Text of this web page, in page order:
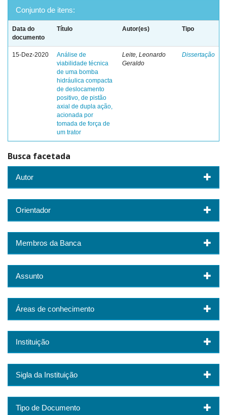
Conjunto de itens:
Data do
documento
Título Autor(es) Tipo
15-Dez-2020
Análise de
viabilidade técnica
de uma bomba
hidráulica compacta
de deslocamento
positivo, de pistão
axial de dupla ação,
acionada por
tomada de força de
um trator
Leite, Leonardo
Geraldo
Dissertação
Busca facetada
Autor
Orientador
Membros da Banca
Assunto
Áreas de conhecimento
Instituição
Sigla da Instituição
Tipo de Documento